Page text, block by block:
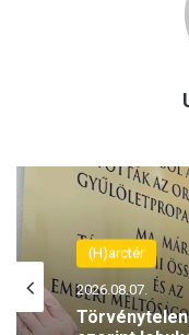
(H)arctér
(H)arctér
2026.08.06.
Rétvári